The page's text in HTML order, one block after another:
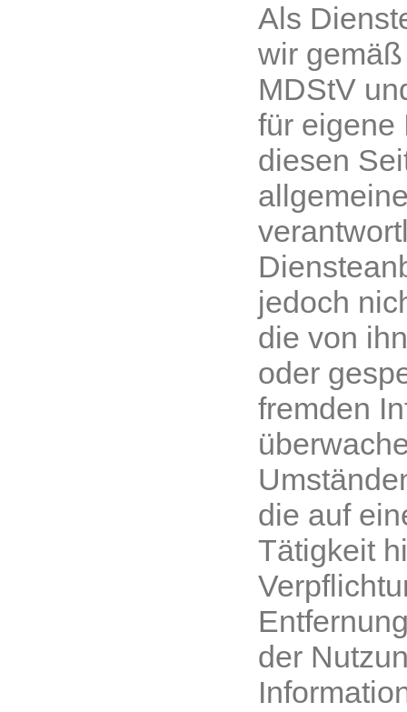
Als
wir
MDStV
für eigene
diesen
jedoch
die von
oder
fremden
die auf
Tätigkeit
der